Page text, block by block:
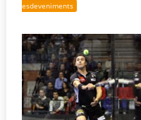
esdeveniments